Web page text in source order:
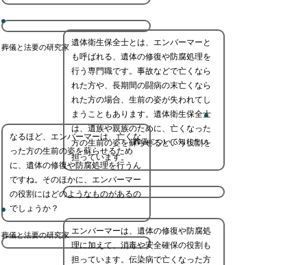
葬儀と法要の研究家 遺体衛生保全士とは、エンバーマーと
も呼ばれる、遺体の修復や防腐処理を
行う専門職です。事故などで亡くなら
れた方や、長期間の闘病の末亡くなら
れた方の場合、生前の姿が失われてし
まうこともあります。遺体衛生保全士
は、遺族や親族のために、亡くなった
方の生前の姿を蘇らせるという役割を
担っています。
葬儀について知りたい
なるほど、エンバーマーは、亡くな
った方の生前の姿を蘇らせるため
に、遺体の修復や防腐処理を行うん
ですね。そのほかに、エンバーマー
の役割にはどのようなものがあるの
でしょうか？
葬儀と法要の研究家 エンバーマーは、遺体の修復や防腐処
理に加えて、消毒や安全確保の役割も
担っています。伝染病で亡くなった方